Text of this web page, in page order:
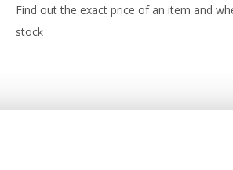
Find out the exact price of an item and
stock